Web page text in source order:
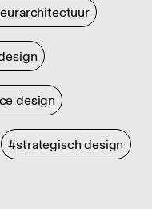
design
#strategisch design